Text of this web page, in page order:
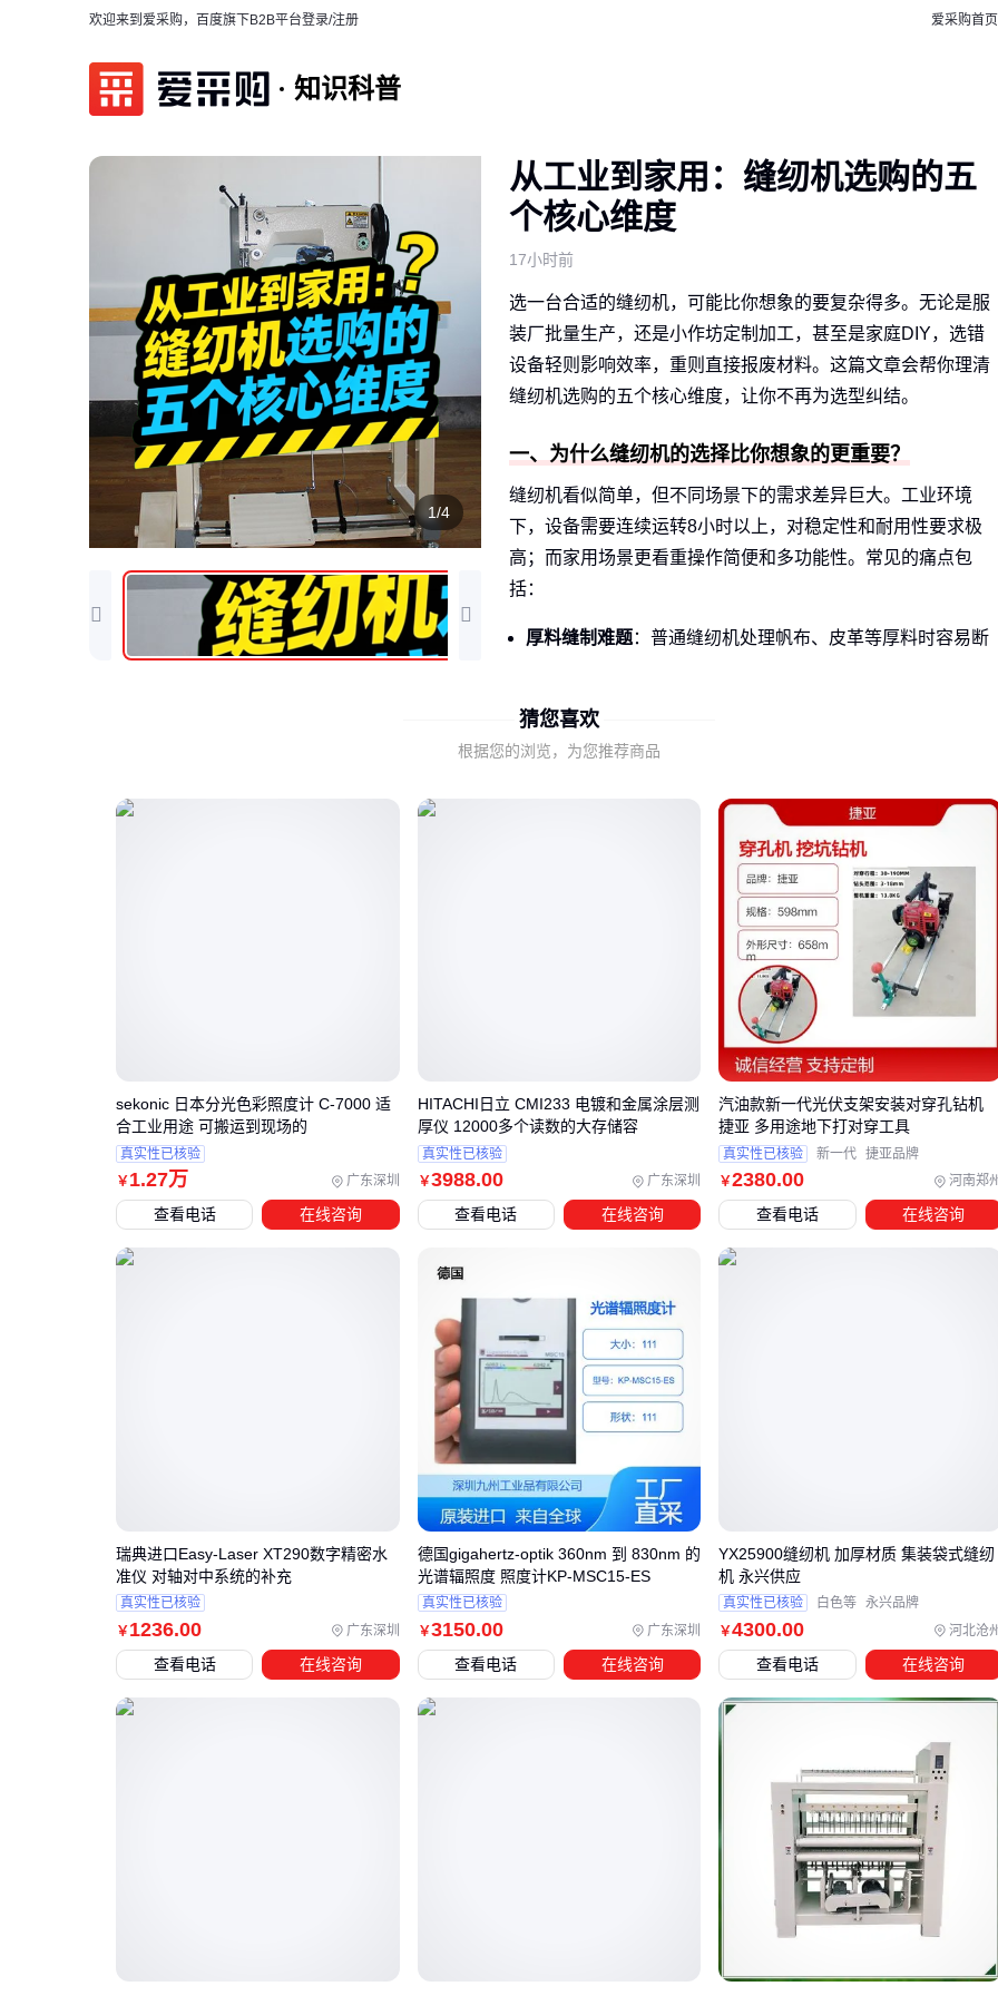
欢迎来到爱采购，百度旗下B2B平台登录/注册 爱采购首页
知识科普
1/4
从工业到家用：缝纫机选购的五
个核心维度
17小时前
选一台合适的缝纫机，可能比你想象的要复杂得多。无论是服
装厂批量生产，还是小作坊定制加工，甚至是家庭DIY，选错
设备轻则影响效率，重则直接报废材料。这篇文章会帮你理清
缝纫机选购的五个核心维度，让你不再为选型纠结。
一、为什么缝纫机的选择比你想象的更重要？
缝纫机看似简单，但不同场景下的需求差异巨大。工业环境
下，设备需要连续运转8小时以上，对稳定性和耐用性要求极
高；而家用场景更看重操作简便和多功能性。常见的痛点包
括：
厚料缝制难题：普通缝纫机处理帆布、皮革等厚料时容易断
这类专业设备
效率与精度的平衡
：选错类型不仅浪费预算，更会影响产品质量和生产效
二、缝纫机的分类与工作原理：你真的了解吗？
缝纫机按工作原理主要分为三类：
：传统结构，通过齿轮和连杆传动，维护简单但功能
：加入电机和控制面板，可实现多种线迹，适合多功
能缝纫机
：通过程序控制，精度高且功能丰富，电脑缝纫机
常见误区：
忽视线迹类型对成品的影响（直线、锯齿、锁边等各有用
途）
低估维护成本（高负荷设备需要定期保养）
结论：理解工作原理才能避免被营销话术误导。🔍
三、工业级还是家用级？如何根据需求选择最佳缝纫机
类型 适用场景
服装厂、箱包
厂
高速度、耐用性
家用缝纫机 DIY、小批量 多功能、易操作
厚料切割缝制
装饰性缝制
图案多样、精度
高
，注意三点：
猜您喜欢
根据您的浏览，为您推荐商品
￥ 1.27万 广东深圳
sekonic 日本分光色彩照度计 C-7000 适
合工业用途 可搬运到现场的
真实性已核验
查看电话 在线咨询
￥3988.00 广东深圳
HITACHI日立 CMI233 电镀和金属涂层测
厚仪 12000多个读数的大存储容
真实性已核验
查看电话 在线咨询
￥2380.00 河南郑
汽油款新一代光伏支架安装对穿孔钻机
捷亚 多用途地下打对穿工具
真实性已核验 新一代 捷亚品牌
查看电话 在线咨询
￥ 1236.00 广东深圳
瑞典进口Easy-Laser XT290数字精密水
准仪 对轴对中系统的补充
真实性已核验
查看电话 在线咨询
￥3150.00 广东深圳
德国gigahertz-optik 360nm 到 830nm 的
光谱辐照度 照度计KP-MSC15-ES
真实性已核验
查看电话 在线咨询
￥4300.00 河北沧
YX25900缝纫机 加厚材质 集装袋式缝纫
机 永兴供应
真实性已核验 白色等 永兴品牌
查看电话 在线咨询